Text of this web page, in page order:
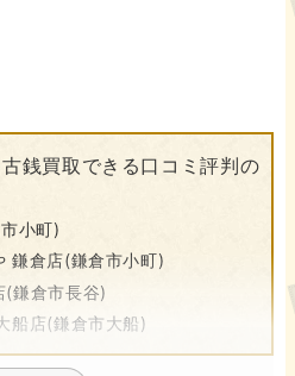
古銭買取できる口コミ評判の
小町)
鎌倉店(鎌倉市小町)
(鎌倉市長谷)
船店(鎌倉市大船)